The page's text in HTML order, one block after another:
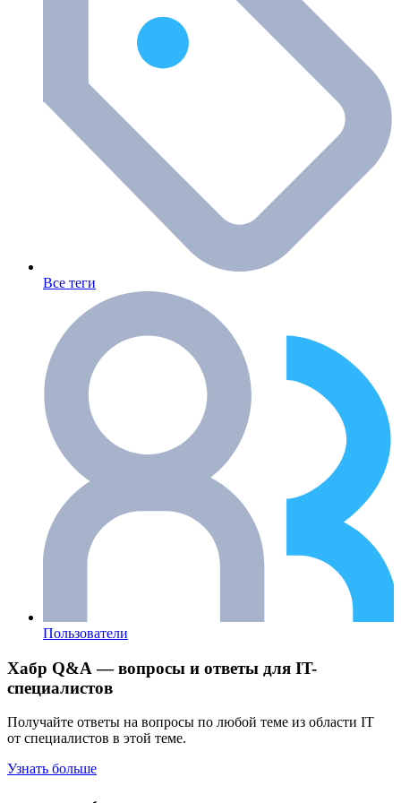
Все теги
Пользователи
Хабр Q&A — вопросы и ответы для IT-
специалистов
Получайте ответы на вопросы по любой теме из области IT
от специалистов в этой теме.
Узнать больше